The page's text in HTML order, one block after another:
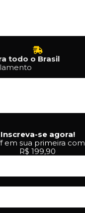
todo o Brasil
Inscreva-se agora!
em sua primeira
R$ 199,90